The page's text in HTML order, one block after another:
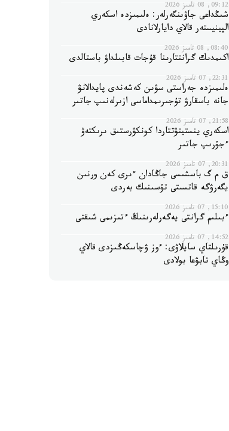
09:12, 08 تامىز 2026
شىڭداعى جاۋىنگەرلەر: ەلىمىزدە اسكەري
الپينيستەر قالاي دايارلانادى
08:40, 08 تامىز 2026
اكىمدىك گرانتتارىنا قۇجات قابىلداۋ باستالدى
22:31, 07 تامىز 2026
ەلىمىزدە جەراستى سۋىن كەشەندى پايدالانۋ
جانە باسقارۋ تۇجىرىمداماسى ازىرلەنىپ جاتىر
21:58, 07 تامىز 2026
اسكەري ينستيتۋتتاردا كونكۋرستىق ىرىكتەۋ
ءجۇرىپ جاتىر
20:31, 07 تامىز 2026
ق م گ باسشىسى جاڭادان ءىرى كەن ورنىن
يگەرۋگە قاتىستى تۇسىنىك بەردى
15:10, 07 تامىز 2026
ءبىلىم گرانتى يەگەرلەرىنىڭ ءتىزىمى شىقتى
14:52, 07 تامىز 2026
قۇرىلتاي سايلاۋى: ءوز ۋچاسكەڭىزدى قالاي
وڭاي تابۋعا بولادى